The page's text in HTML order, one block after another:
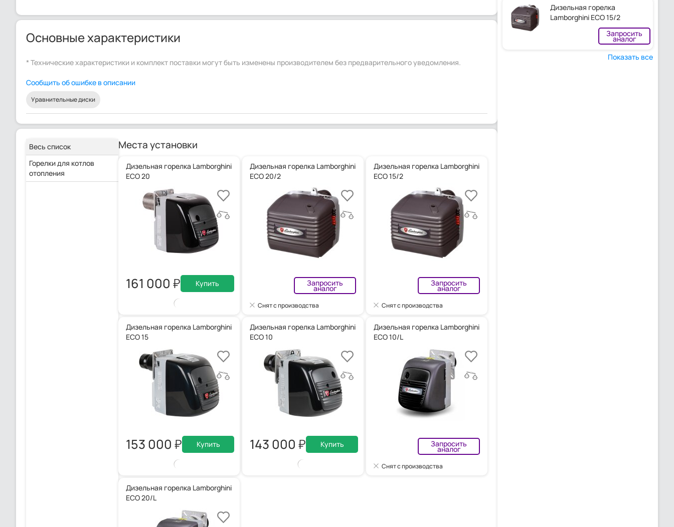
Основные характеристики
* Технические характеристики и комплект поставки могут быть изменены производителем без предварительного уведомления.
Сообщить об ошибке в описании
Уравнительные диски
Весь список
Горелки для котлов
отопления
Места установки
Дизельная горелка Lamborghini
ECO 20
161 000 Купить
Дизельная горелка Lamborghini
ECO 20/2
Запросить
аналог
Снят с производства
Дизельная горелка Lamborghini
ECO 15/2
Запросить
аналог
Снят с производства
Дизельная горелка Lamborghini
ECO 15
153 000 Купить
Дизельная горелка Lamborghini
ECO 10
143 000 Купить
Дизельная горелка Lamborghini
ECO 10/L
Запросить
аналог
Снят с производства
Дизельная горелка Lamborghini
ECO 20/L
Дизельная горелка
Lamborghini ECO 15/2
Запросить
аналог
Показать все